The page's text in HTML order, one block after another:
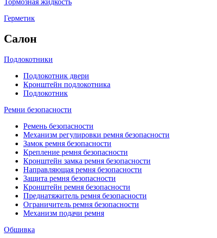
Герметик
Салон
Подлокотники
Подлокотник двери
Кронштейн подлокотника
Подлокотник
Ремни безопасности
Ремень безопасности
Механизм регулировки ремня безопасности
Замок ремня безопасности
Крепление ремня безопасности
Кронштейн замка ремня безопасности
Направляющая ремня безопасности
Защита ремня безопасности
Кронштейн ремня безопасности
Преднатяжитель ремня безопасности
Ограничитель ремня безопасности
Механизм подачи ремня
Обшивка